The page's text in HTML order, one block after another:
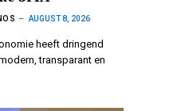
AUGUST 8, 2026
heeft dringend
transparant en